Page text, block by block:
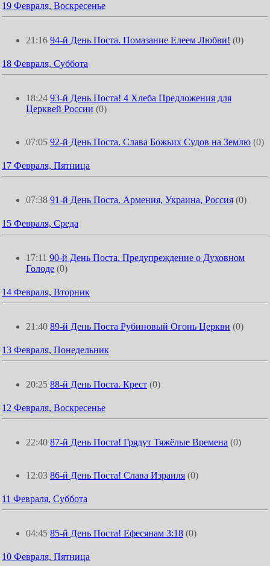
19 Февраля, Воскресенье
21:16 94-й День Поста. Помазание Елеем Любви! (0)
18 Февраля, Суббота
18:24 93-й День Поста! 4 Хлеба Предложения для
Церквей России (0)
07:05 92-й День Поста. Слава Божьих Судов на Землю (0)
17 Февраля, Пятница
07:38 91-й День Поста. Армения, Украина, Россия (0)
15 Февраля, Среда
17:11 90-й День Поста. Предупреждение о Духовном
Голоде (0)
14 Февраля, Вторник
21:40 89-й День Поста Рубиновый Огонь Церкви (0)
13 Февраля, Понедельник
20:25 88-й День Поста. Крест (0)
12 Февраля, Воскресенье
22:40 87-й День Поста! Грядут Тяжёлые Времена (0)
12:03 86-й День Поста! Слава Израиля (0)
11 Февраля, Суббота
04:45 85-й День Поста! Ефесянам 3:18 (0)
10 Февраля, Пятница